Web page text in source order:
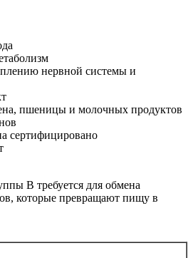
нервной системы и
пшеницы и молочных продуктов
сертифицировано
B требуется для обмена
которые превращают пищу в